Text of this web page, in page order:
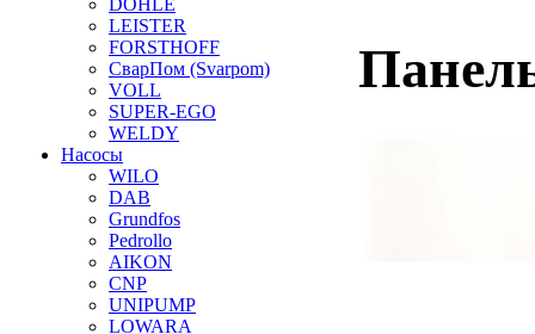
DOHLE
LEISTER
FORSTHOFF
СварПом (Svarpom)
VOLL
SUPER-EGO
WELDY
Насосы
WILO
DAB
Grundfos
Pedrollo
AIKON
CNP
UNIPUMP
LOWARA